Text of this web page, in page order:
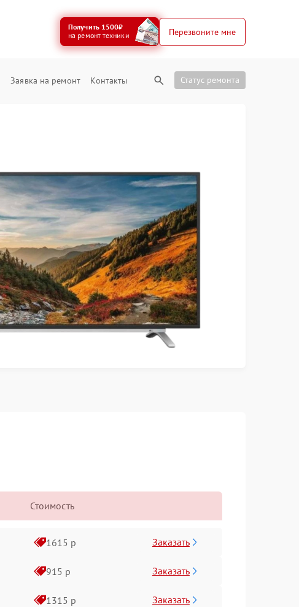
Получить 1500₽
на ремонт техники
Перезвоните мне
Заявка на ремонт Контакты Статус ремонта
Стоимость
1615 р Заказать
915 р Заказать
1315 р Заказать